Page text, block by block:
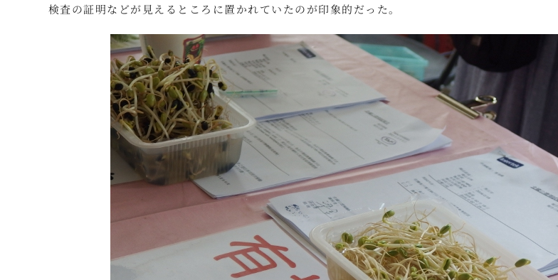
検査の証明などが見えるところに置かれていたのが印象的だった。